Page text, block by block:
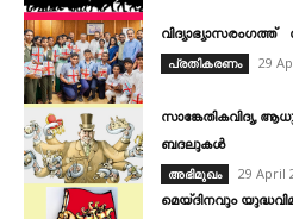
വിദ്യാഭ്യാസരംഗത്ത്
പ്രതികരണം
29
സാങ്കേതികവിദ്യ,
ബദലുകൾ
അഭിമുഖം
29 April
മെയ്ദിനവും